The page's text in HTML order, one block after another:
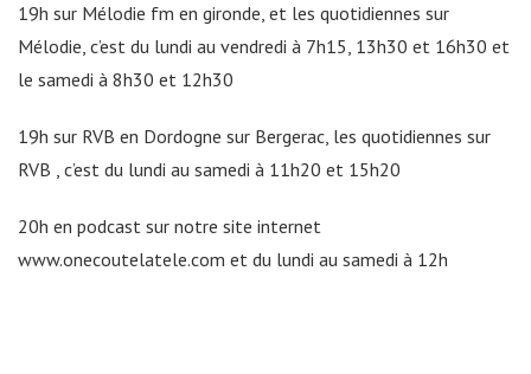
19h sur Mélodie fm en gironde, et les quotidiennes sur
Mélodie, c’est du lundi au vendredi à 7h15, 13h30 et 16h30 et
le samedi à 8h30 et 12h30
19h sur RVB en Dordogne sur Bergerac, les quotidiennes sur
RVB , c’est du lundi au samedi à 11h20 et 15h20
20h en podcast sur notre site internet
www.onecoutelatele.com et du lundi au samedi à 12h